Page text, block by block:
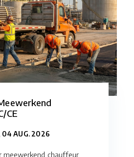
CE
04 AUG. 2026
meewerkend chauffeur